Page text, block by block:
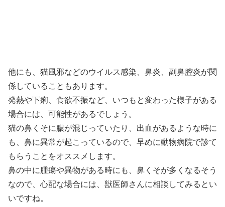
他にも、猫風邪などのウイルス感染、鼻炎、副鼻腔炎が関
係していることもあります。
発熱や下痢、食欲不振など、いつもと変わった様子がある
場合には、可能性があるでしょう。
猫の鼻くそに膿が混じっていたり、出血があるような時に
も、鼻に異常が起こっているので、早めに動物病院で診て
もらうことをオススメします。
鼻の中に腫瘍や異物がある時にも、鼻くそが多くなるそう
なので、心配な場合には、獣医師さんに相談してみるとい
いですね。